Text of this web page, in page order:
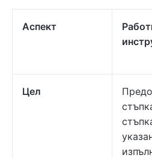
Аспект
Цел